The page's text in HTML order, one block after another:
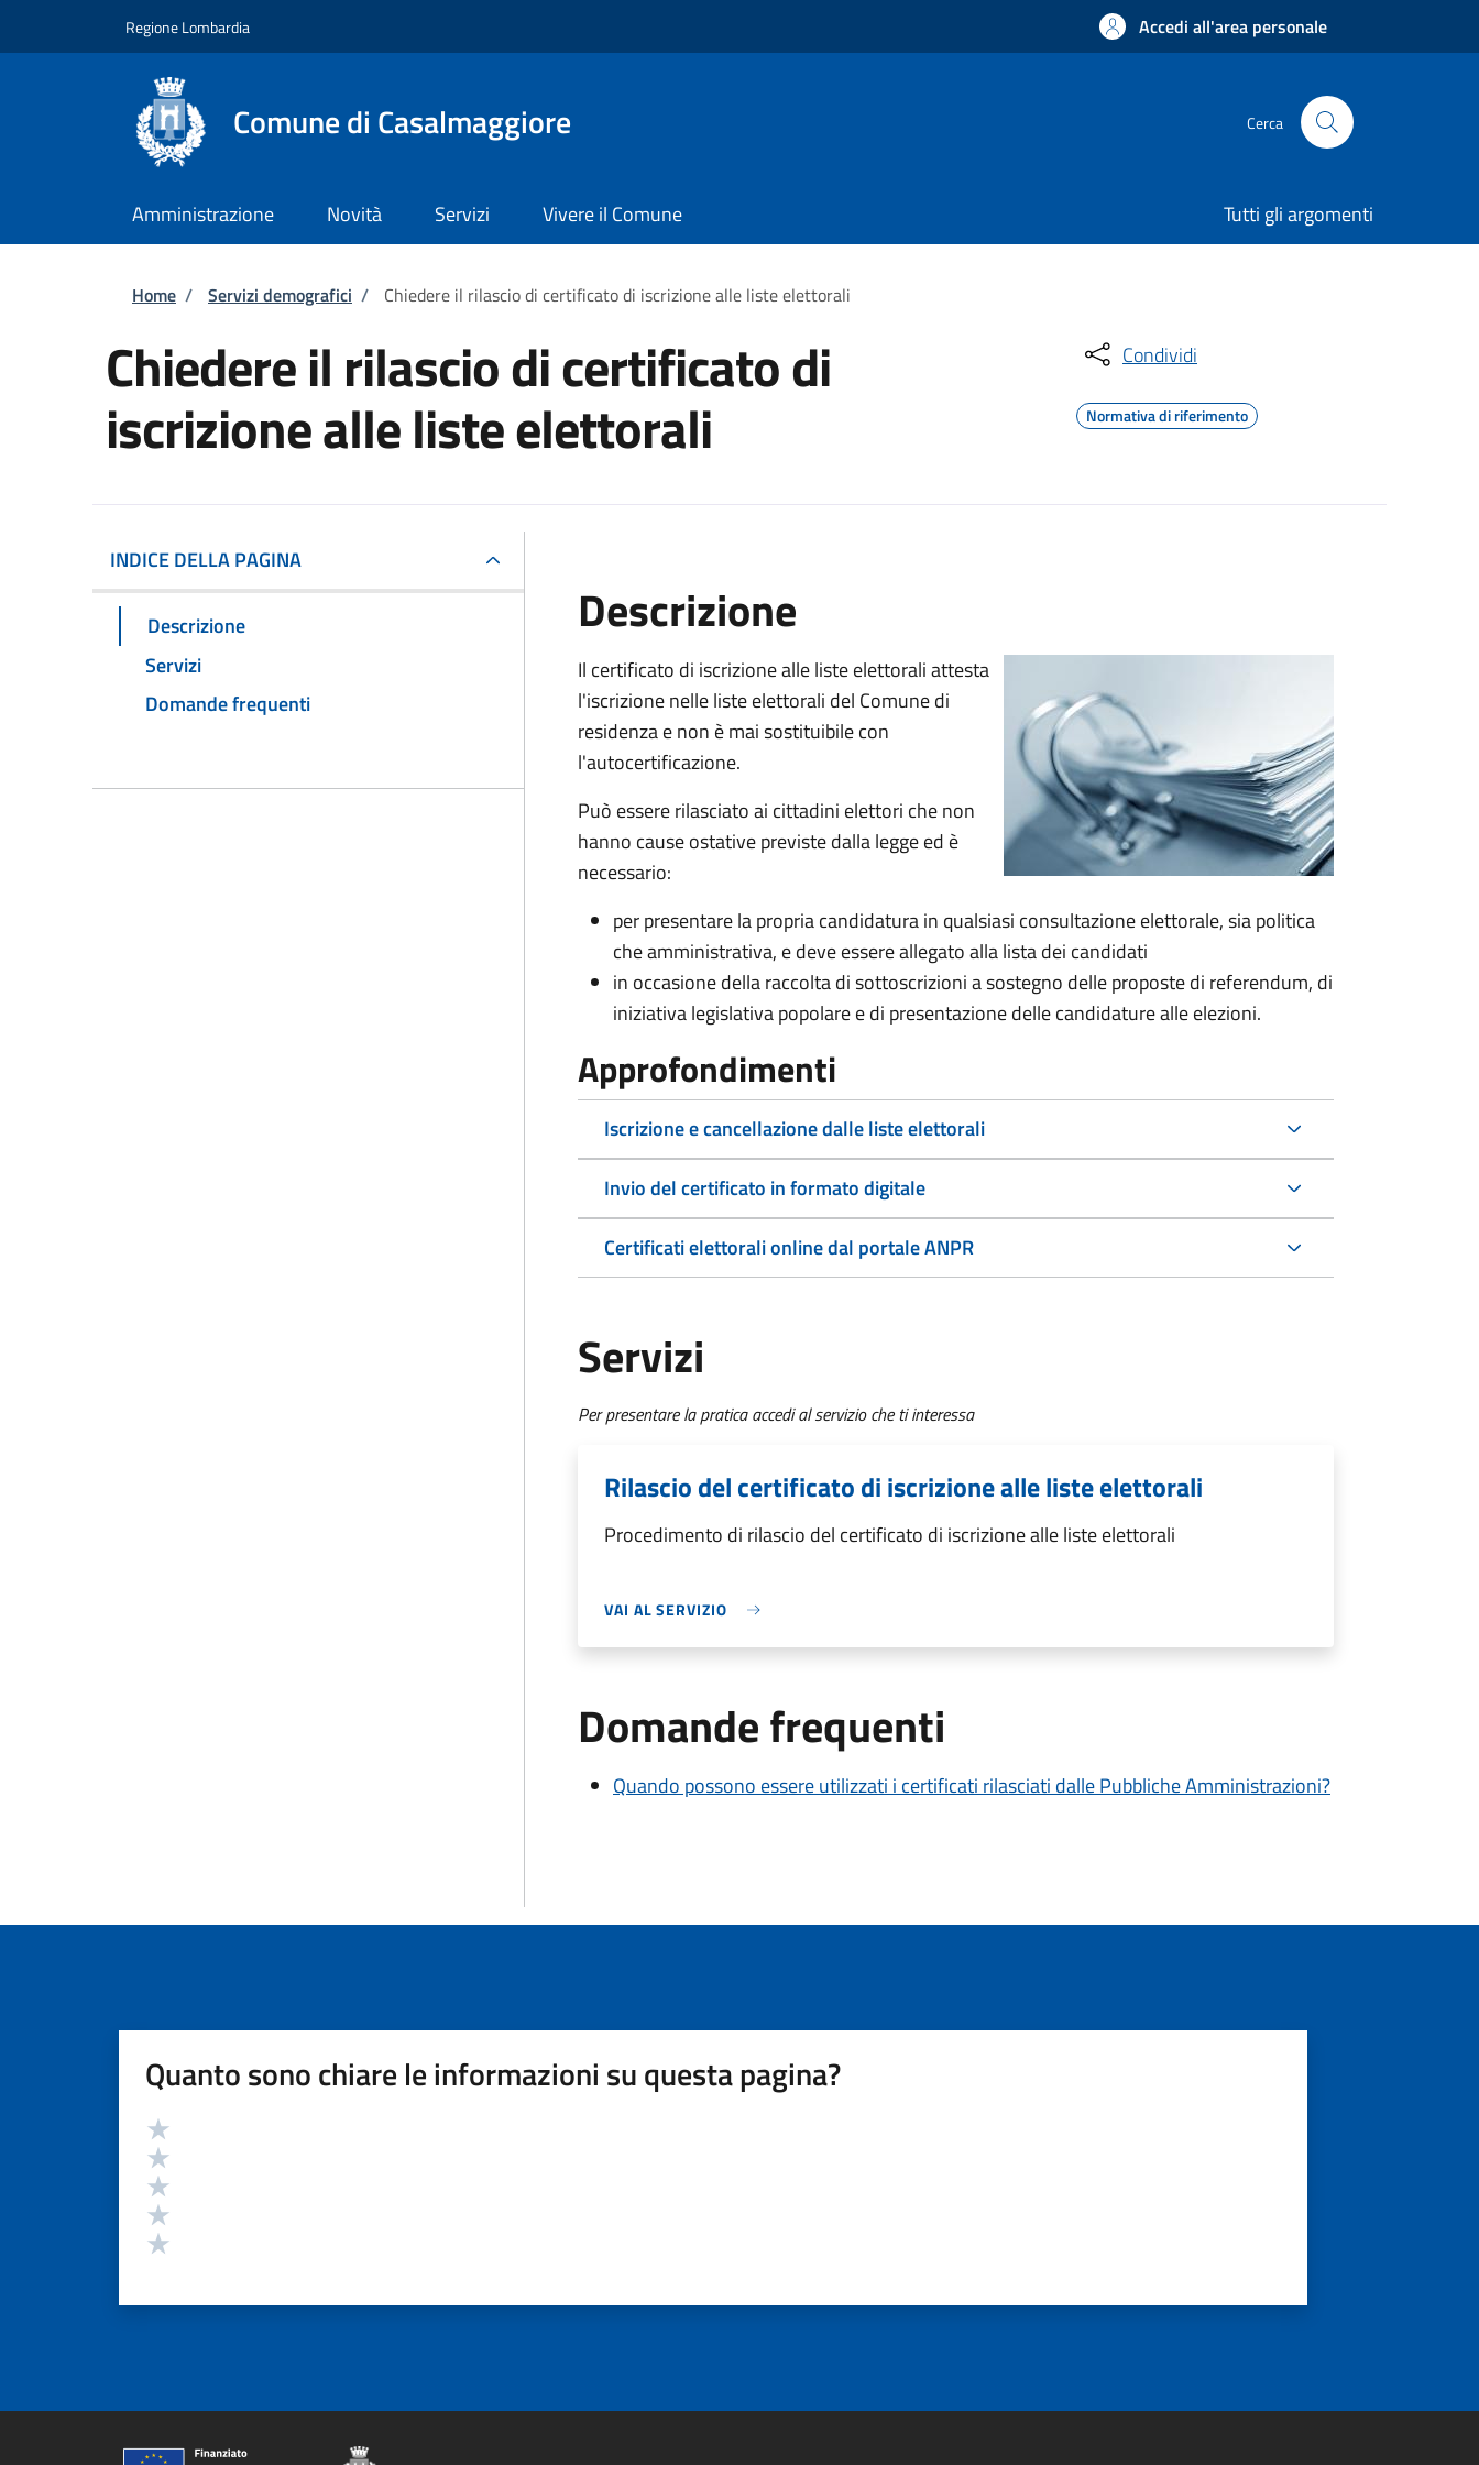
Regione Lombardia Accedi all'area personale
Comune di Casalmaggiore Cerca
Amministrazione Novità Servizi Vivere il Comune Tutti gli argomenti
Briciole di pane
Home / Servizi demografici / Chiedere il rilascio di certificato di iscrizione alle liste elettorali
Chiedere il rilascio di certificato di
iscrizione alle liste elettorali
Condividi
Normativa di riferimento
INDICE DELLA PAGINA
Descrizione
Servizi
Domande frequenti
Descrizione
Il certificato di iscrizione alle liste elettorali attesta
l'iscrizione nelle liste elettorali del Comune di
residenza e non è mai sostituibile con
l'autocertificazione.
Può essere rilasciato ai cittadini elettori che non
hanno cause ostative previste dalla legge ed è
necessario:
per presentare la propria candidatura in qualsiasi consultazione elettorale, sia politica
che amministrativa, e deve essere allegato alla lista dei candidati
in occasione della raccolta di sottoscrizioni a sostegno delle proposte di referendum, di
iniziativa legislativa popolare e di presentazione delle candidature alle elezioni.
Approfondimenti
Iscrizione e cancellazione dalle liste elettorali
Invio del certificato in formato digitale
Certificati elettorali online dal portale ANPR
Servizi
Per presentare la pratica accedi al servizio che ti interessa
Rilascio del certificato di iscrizione alle liste elettorali
Procedimento di rilascio del certificato di iscrizione alle liste elettorali
VAI AL SERVIZIO
Domande frequenti
Quando possono essere utilizzati i certificati rilasciati dalle Pubbliche Amministrazioni?
Quanto sono chiare le informazioni su questa pagina?
Valutazione